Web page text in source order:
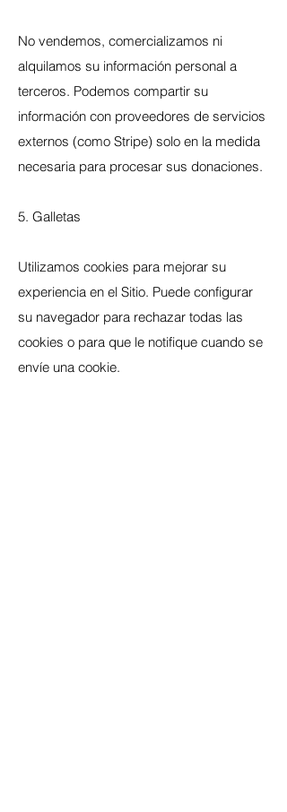
No vendemos, comercializamos ni
alquilamos su información personal a
terceros. Podemos compartir su
información con proveedores de servicios
externos (como Stripe) solo en la medida
necesaria para procesar sus donaciones.
5. Galletas
Utilizamos cookies para mejorar su
experiencia en el Sitio. Puede configurar
su navegador para rechazar todas las
cookies o para que le notifique cuando se
envíe una cookie.